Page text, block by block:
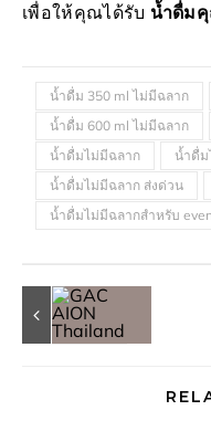
เพื่อให้คุณได้รับ น้ำดื่ม
น้ำดื่ม 350 ml ไม่มีฉลาก
น้ำดื่ม 600 ml ไม่มีฉลาก
น้ำดื่มไม่มีฉลาก
น้ำดื่ม
น้ำดื่มไม่มีฉลาก ส่งด่วน
น้ำดื่มไม่มีฉลากสำหรับ